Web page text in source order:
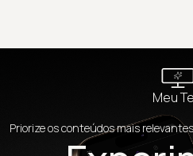
Meu
Priorize os conteúdos mais